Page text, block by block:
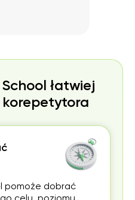
łatwiej
pomoże dobrać